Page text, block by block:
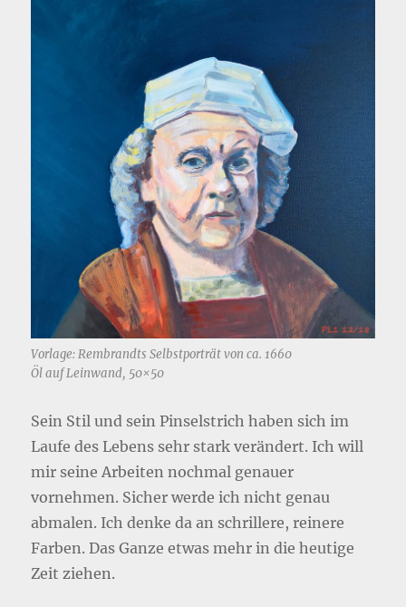
Vorlage: Rembrandts Selbstporträt von ca. 1660
Öl auf Leinwand, 50×50
Sein Stil und sein Pinselstrich haben sich im
Laufe des Lebens sehr stark verändert. Ich will
mir seine Arbeiten nochmal genauer
vornehmen. Sicher werde ich nicht genau
abmalen. Ich denke da an schrillere, reinere
Farben. Das Ganze etwas mehr in die heutige
Zeit ziehen.